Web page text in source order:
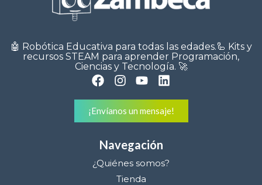
🤖 Robótica Educativa para todas las edades.🦾 Kits y
recursos STEAM para aprender Programación,
Ciencias y Tecnología. 🚀
¡Envíanos un mensaje!
Navegación
¿Quiénes somos?
Tienda